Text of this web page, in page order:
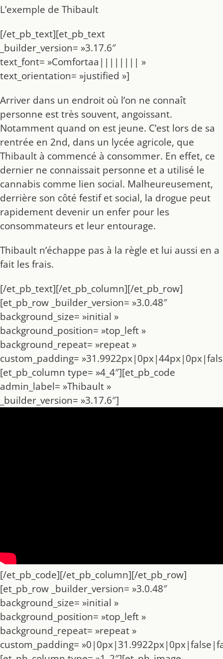
L’exemple de Thibault
[/et_pb_text][et_pb_text
_builder_version= »3.17.6″
text_font= »Comfortaa|||||||| »
text_orientation= »justified »]
Arriver dans un endroit où l’on ne connaît
personne est très souvent, angoissant.
Notamment quand on est jeune. C’est lors de sa
rentrée en 2nd, dans un lycée agricole, que
Thibault à commencé à consommer. En effet, ce
dernier ne connaissait personne et a utilisé le
cannabis comme lien social. Malheureusement,
derrière son côté festif et social, la drogue peut
rapidement devenir un enfer pour les
consommateurs et leur entourage.
Thibault n’échappe pas à la règle et lui aussi en a
fait les frais.
[/et_pb_text][/et_pb_column][/et_pb_row]
[et_pb_row _builder_version= »3.0.48″
background_size= »initial »
background_position= »top_left »
background_repeat= »repeat »
custom_padding=
[et_pb_column type= »4_4″][et_pb_code
admin_label= »Thibault »
_builder_version= »3.17.6″]
[/et_pb_code][/et_pb_column][/et_pb_row]
[et_pb_row _builder_version= »3.0.48″
background_size= »initial »
background_position= »top_left »
background_repeat= »repeat »
custom_padding=